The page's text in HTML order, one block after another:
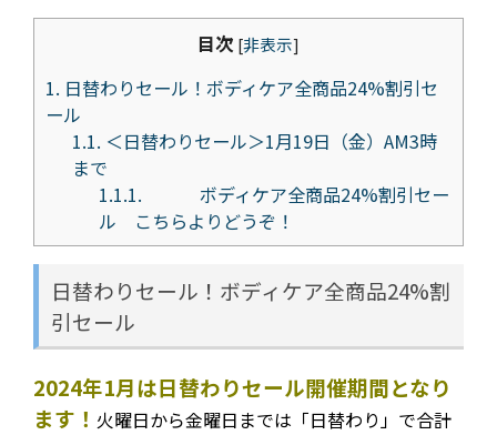
目次 [非表示]
1. 日替わりセール！ボディケア全商品24%割引セ
ール
1.1. ＜日替わりセール＞1月19日（金）AM3時
まで
1.1.1. ボディケア全商品24%割引セー
ル こちらよりどうぞ！
日替わりセール！ボディケア全商品24%割
引セール
2024年1月は日替わりセール開催期間となり
ます！ 火曜日から金曜日までは「日替わり」で合計